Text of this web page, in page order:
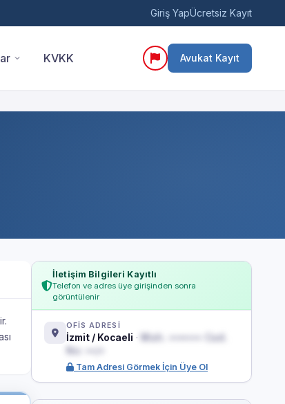
Giriş YapÜcretsiz Kayıt
KVKK Avukat Kayıt
İletişim Bilgileri Kayıtlı
Telefon ve adres üye girişinden sonra
görüntülenir
OFİS ADRESİ
İzmit / Kocaeli ·
Mah. ••••••• Cad.
Tam Adresi Görmek İçin Üye Ol